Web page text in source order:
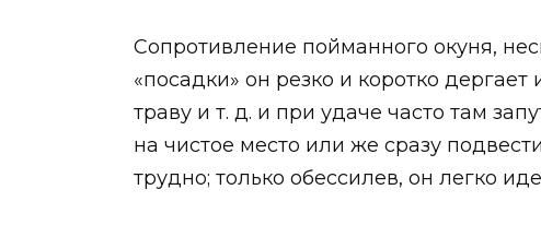
Сопротивление пойманного окуня,
«посадки» он резко и коротко
траву и т. д. и при удаче часто там
на чистое место или же сразу
трудно; только обессилев, он легко